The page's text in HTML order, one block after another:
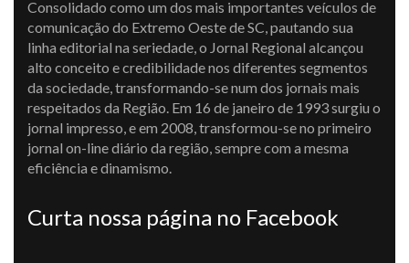
Consolidado como um dos mais importantes veículos de
comunicação do Extremo Oeste de SC, pautando sua
linha editorial na seriedade, o Jornal Regional alcançou
alto conceito e credibilidade nos diferentes segmentos
da sociedade, transformando-se num dos jornais mais
respeitados da Região. Em 16 de janeiro de 1993 surgiu o
jornal impresso, e em 2008, transformou-se no primeiro
jornal on-line diário da região, sempre com a mesma
eficiência e dinamismo.
Curta nossa página no Facebook